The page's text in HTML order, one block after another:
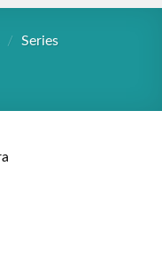
/ Series